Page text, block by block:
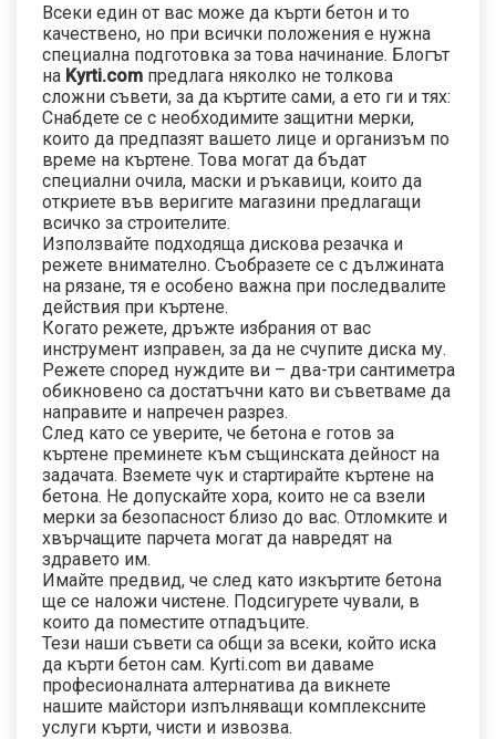
Всеки един от вас може да кърти бетон и то
качествено, но при всички положения е нужна
специална подготовка за това начинание. Блогът
на Kyrti.com предлага няколко не толкова
сложни съвети, за да къртите сами, а ето ги и тях:
Снабдете се с необходимите защитни мерки,
които да предпазят вашето лице и организъм по
време на къртене. Това могат да бъдат
специални очила, маски и ръкавици, които да
откриете във веригите магазини предлагащи
всичко за строителите.
Използвайте подходяща дискова резачка и
режете внимателно. Съобразете се с дължината
на рязане, тя е особено важна при последвалите
действия при къртене.
Когато режете, дръжте избрания от вас
инструмент изправен, за да не счупите диска му.
Режете според нуждите ви – два-три сантиметра
обикновено са достатъчни като ви съветваме да
направите и напречен разрез.
След като се уверите, че бетона е готов за
къртене преминете към същинската дейност на
задачата. Вземете чук и стартирайте къртене на
бетона. Не допускайте хора, които не са взели
мерки за безопасност близо до вас. Отломките и
хвърчащите парчета могат да навредят на
здравето им.
Имайте предвид, че след като изкъртите бетона
ще се наложи чистене. Подсигурете чували, в
които да поместите отпадъците.
Тези наши съвети са общи за всеки, който иска
да кърти бетон сам. Kyrti.com ви даваме
професионалната алтернатива да викнете
нашите майстори изпълняващи комплексните
услуги кърти, чисти и извозва.